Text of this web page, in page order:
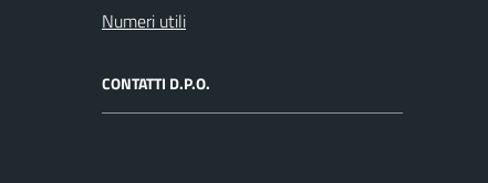
Numeri utili
CONTATTI D.P.O.